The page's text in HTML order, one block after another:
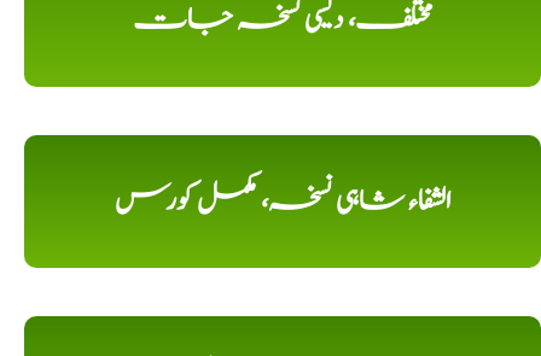
مختلف، دیسی نسخہ جات
الشفاء شاہی نسخہ، مکمل کورس